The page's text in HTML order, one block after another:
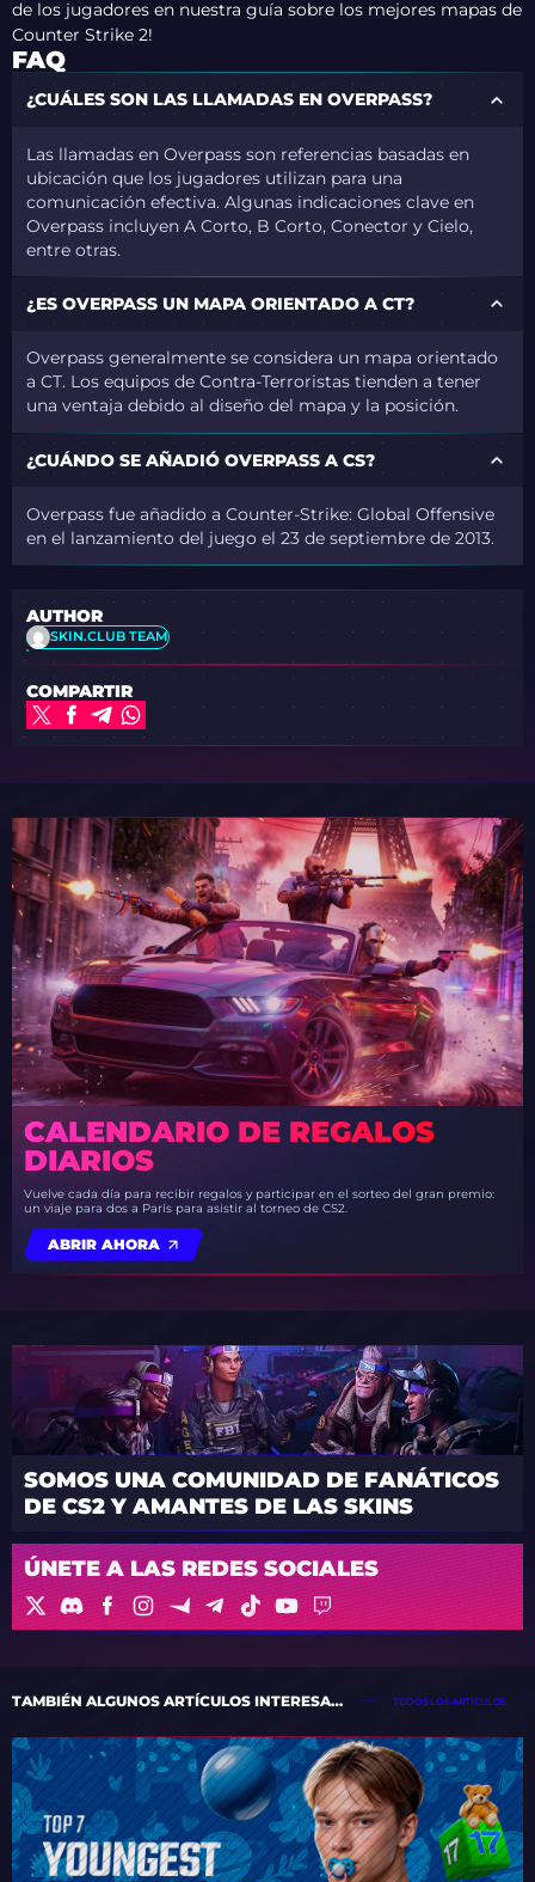
de los jugadores en nuestra guía sobre los mejores mapas de
Counter Strike 2!
FAQ
¿CUÁLES SON LAS LLAMADAS EN OVERPASS?
Las llamadas en Overpass son referencias basadas en
ubicación que los jugadores utilizan para una
comunicación efectiva. Algunas indicaciones clave en
Overpass incluyen A Corto, B Corto, Conector y Cielo,
entre otras.
¿ES OVERPASS UN MAPA ORIENTADO A CT?
Overpass generalmente se considera un mapa orientado
a CT. Los equipos de Contra-Terroristas tienden a tener
una ventaja debido al diseño del mapa y la posición.
¿CUÁNDO SE AÑADIÓ OVERPASS A CS?
Overpass fue añadido a Counter-Strike: Global Offensive
en el lanzamiento del juego el 23 de septiembre de 2013.
AUTHOR
SKIN.CLUB TEAM
COMPARTIR
CALENDARIO DE REGALOS
DIARIOS
Vuelve cada día para recibir regalos y participar en el sorteo del gran premio:
un viaje para dos a París para asistir al torneo de CS2.
ABRIR AHORA
SOMOS UNA COMUNIDAD DE FANÁTICOS
DE CS2 Y AMANTES DE LAS SKINS
ÚNETE A LAS REDES SOCIALES
TAMBIÉN ALGUNOS ARTÍCULOS INTERESANTES TODOS LOS ARTÍCULOS